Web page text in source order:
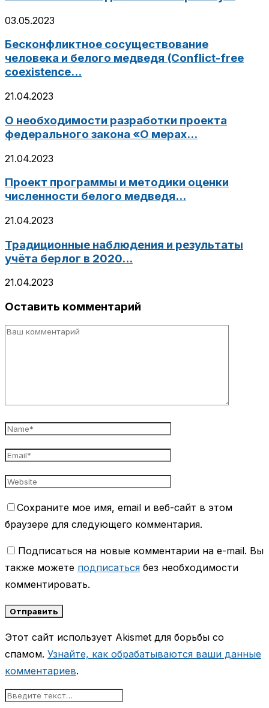
03.05.2023
Бесконфликтное сосуществование
человека и белого медведя (Conflict-free
coexistence...
21.04.2023
О необходимости разработки проекта
федерального закона «О мерах...
21.04.2023
Проект программы и методики оценки
численности белого медведя...
21.04.2023
Традиционные наблюдения и результаты
учёта берлог в 2020...
21.04.2023
Оставить комментарий
Сохраните мое имя, email и веб-сайт в этом
браузере для следующего комментария.
Подписаться на новые комментарии на e-mail. Вы
также можете подписаться без необходимости
комментировать.
Этот сайт использует Akismet для борьбы со
спамом. Узнайте, как обрабатываются ваши данные
комментариев.